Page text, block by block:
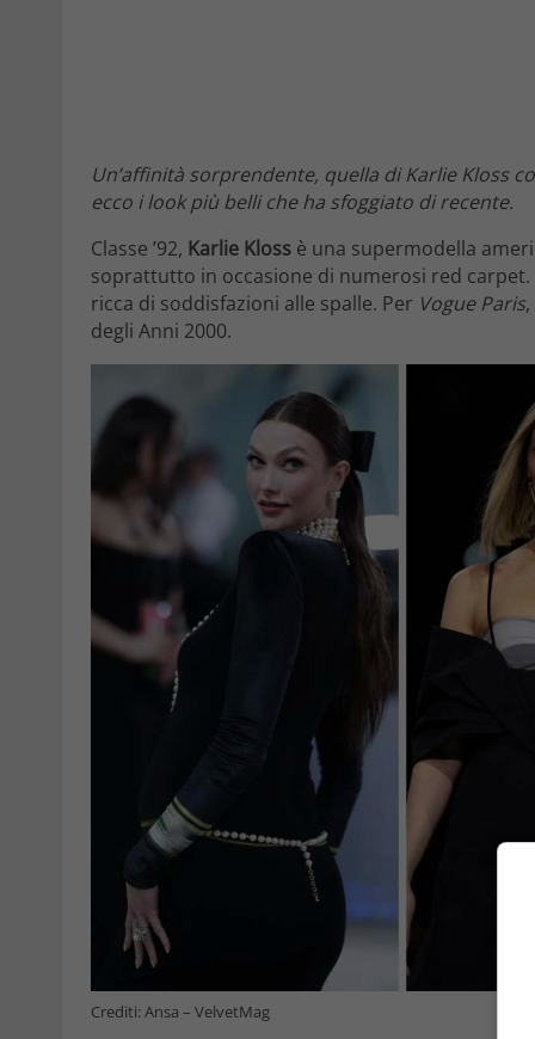
Un’affinità sorprendente, quella di Karlie Kloss
ecco i look più belli che ha sfoggiato di recente.
Classe ’92, Karlie Kloss è una supermodella
soprattutto in occasione di numerosi red carpet.
ricca di soddisfazioni alle spalle. Per Vogue Paris
degli Anni 2000.
Crediti: Ansa – VelvetMag